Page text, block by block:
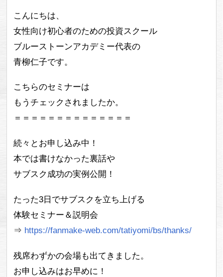
こんにちは、
女性向け初心者のための投資スクール
ブルーストーンアカデミー代表の
青柳仁子です。
こちらのセミナーは
もうチェックされましたか。
＝＝＝＝＝＝＝＝＝＝＝＝＝＝
続々とお申し込み中！
本では書けなかった裏話や
サブスク成功の実例公開！
たった3日でサブスクを立ち上げる
体験セミナー＆説明会
⇒ https://fanmake-web.com/tatiyomi/bs/thanks/
残席わずかの会場も出てきました。
お申し込みはお早めに！